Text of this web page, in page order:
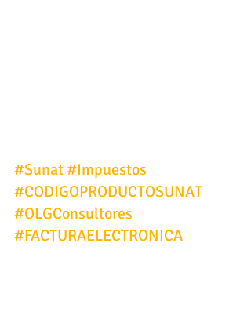
#Sunat#Impuestos
#CODIGOPRODUCTOSUNAT
#OLGConsultores
#FACTURAELECTRONICA